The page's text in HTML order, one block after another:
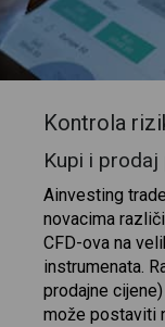
Kontrola
Kupi i
Ainvesting
novacima
CFD-ova na
instrumenata.
prodajne
može postaviti